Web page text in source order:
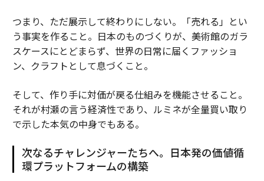
つまり、ただ展示して終わりにしない。「売れる」とい
う事実を作ること。日本のものづくりが、美術館のガラ
スケースにとどまらず、世界の日常に届くファッショ
ン、クラフトとして息づくこと。
そして、作り手に対価が戻る仕組みを機能させること。
それが村瀬の言う経済性であり、ルミネが全量買い取り
で示した本気の中身でもある。
次なるチャレンジャーたちへ。日本発の価値循
環プラットフォームの構築